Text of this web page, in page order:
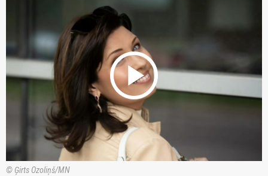
play_circle
© Ģirts Ozoliņš/MN